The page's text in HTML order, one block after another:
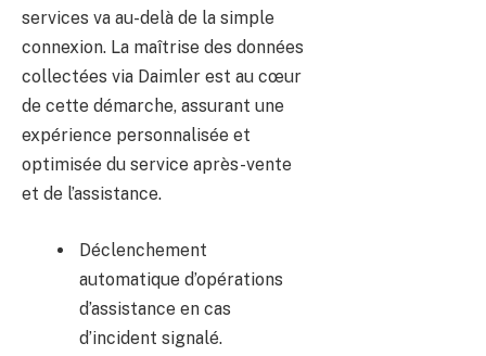
services va au-delà de la simple
connexion. La maîtrise des données
collectées via Daimler est au cœur
de cette démarche, assurant une
expérience personnalisée et
optimisée du service après-vente
et de l’assistance.
Déclenchement
automatique d’opérations
d’assistance en cas
d’incident signalé.